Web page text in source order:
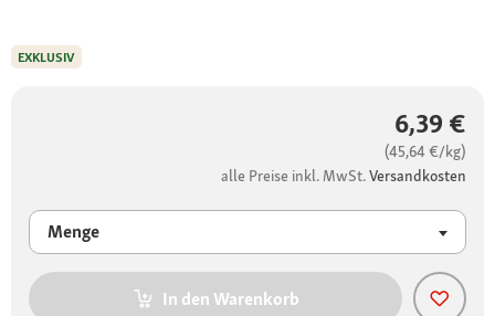
6,39 €
(45,64 €/kg)
alle Preise inkl. MwSt.Versandkosten
Menge
In den Warenkorb
EXKLUSIV